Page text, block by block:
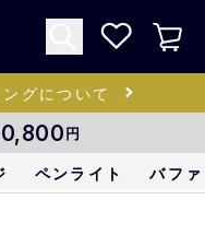
グについて
円
ペンライト バフ